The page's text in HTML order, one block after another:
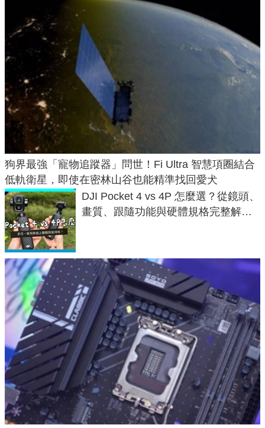
狗界最強「寵物追蹤器」問世！Fi Ultra 智慧項圈結合
低軌衛星，即使在密林山谷也能精準找回愛犬
DJI Pocket 4 vs 4P 怎麼選？從鏡頭、
畫質、跟隨功能與硬體規格完整解